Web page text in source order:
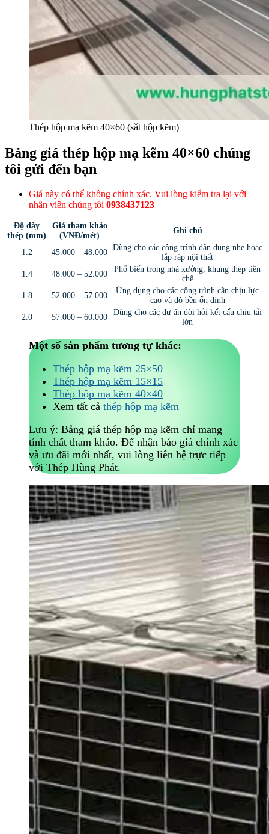
Thép hộp mạ kẽm 40×60 (sắt hộp kẽm)
Bảng giá thép hộp mạ kẽm 40×60 chúng
tôi gửi đến bạn
Giá này có thể không chính xác. Vui lòng kiểm tra lại với
nhân viên chúng tôi 0938437123
Độ dày
thép (mm)
Giá tham khảo
(VNĐ/mét)
Ghi chú
1.2 45.000 – 48.000
Dùng cho các công trình dân dụng nhẹ hoặc
lắp ráp nội thất
1.4
48.000 – 52.000
Phổ biến trong nhà xưởng, khung thép tiền
chế
1.8
52.000 – 57.000
Ứng dụng cho các công trình cần chịu lực
cao và độ bền ổn định
2.0
57.000 – 60.000
Dùng cho các dự án đòi hỏi kết cấu chịu tải
lớn
Một số sản phẩm tương tự khác:
Thép hộp mạ kẽm 25×50
Thép hộp mạ kẽm 15×15
Thép hộp mạ kẽm 40×40
Xem tất cả thép hộp mạ kẽm
Lưu ý: Bảng giá thép hộp mạ kẽm chỉ mang
tính chất tham khảo. Để nhận báo giá chính xác
và ưu đãi mới nhất, vui lòng liên hệ trực tiếp
với Thép Hùng Phát.